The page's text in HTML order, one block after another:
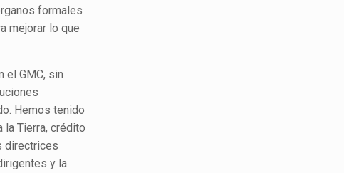
formales
mejorar lo que
el GMC, sin
Hemos tenido
la Tierra, crédito
directrices
y la